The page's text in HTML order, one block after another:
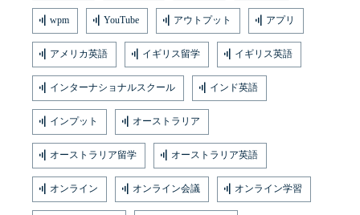
wpm YouTube アウトプット アプリ
アメリカ英語 イギリス留学 イギリス英語
インターナショナルスクール インド英語
インプット オーストラリア
オーストラリア留学 オーストラリア英語
オンライン オンライン会議 オンライン学習